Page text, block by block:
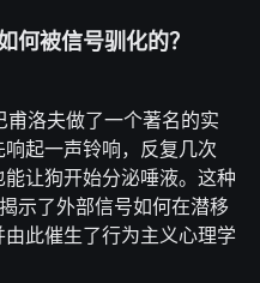
何被信号驯化的？
洛夫做了一个著名的实
起一声铃响，反复几次
让狗开始分泌唾液。这种
示了外部信号如何在潜移
此催生了行为主义心理学